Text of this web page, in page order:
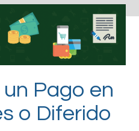
Pago en
o Diferido